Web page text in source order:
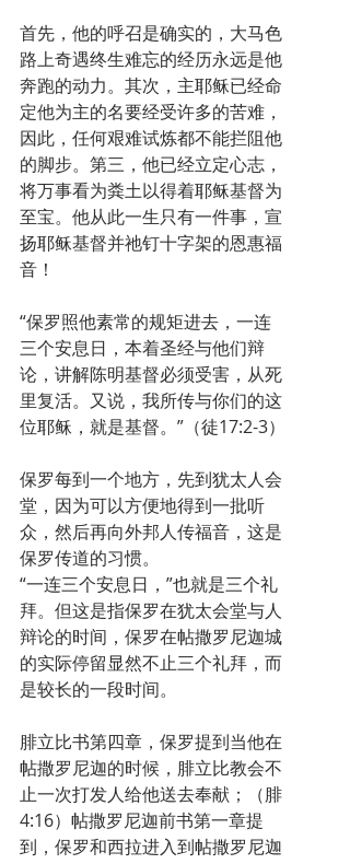
首先，他的呼召是确实的，大马色
路上奇遇终生难忘的经历永远是他
奔跑的动力。其次，主耶稣已经命
定他为主的名要经受许多的苦难，
因此，任何艰难试炼都不能拦阻他
的脚步。第三，他已经立定心志，
将万事看为粪土以得着耶稣基督为
至宝。他从此一生只有一件事，宣
扬耶稣基督并祂钉十字架的恩惠福
音！
“保罗照他素常的规矩进去，一连
三个安息日，本着圣经与他们辩
论，讲解陈明基督必须受害，从死
里复活。又说，我所传与你们的这
位耶稣，就是基督。”（徒17:2-3）
保罗每到一个地方，先到犹太人会
堂，因为可以方便地得到一批听
众，然后再向外邦人传福音，这是
保罗传道的习惯。
“一连三个安息日，”也就是三个礼
拜。但这是指保罗在犹太会堂与人
辩论的时间，保罗在帖撒罗尼迦城
的实际停留显然不止三个礼拜，而
是较长的一段时间。
腓立比书第四章，保罗提到当他在
帖撒罗尼迦的时候，腓立比教会不
止一次打发人给他送去奉献；（腓
4:16）帖撒罗尼迦前书第一章提
到，保罗和西拉进入到帖撒罗尼迦